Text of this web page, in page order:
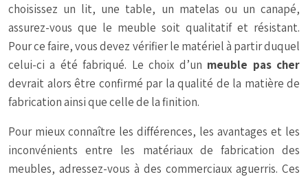
choisissez un lit, une table, un matelas ou un canapé,
assurez-vous que le meuble soit qualitatif et résistant.
Pour ce faire, vous devez vérifier le matériel à partir duquel
celui-ci a été fabriqué. Le choix d’un meuble pas cher
devrait alors être confirmé par la qualité de la matière de
fabrication ainsi que celle de la finition.
Pour mieux connaître les différences, les avantages et les
inconvénients entre les matériaux de fabrication des
meubles, adressez-vous à des commerciaux aguerris. Ces